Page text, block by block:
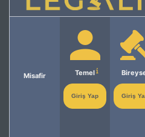
Misafir Temel
Giriş Yap Giriş